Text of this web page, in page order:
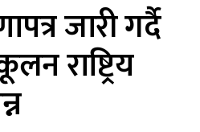
जारी गर्दै
राष्ट्रिय